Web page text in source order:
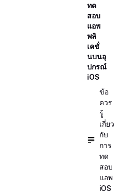
ทด
สอบ
แอพ
พลิ
เคชั่
นบนอุ
ปกรณ์
iOS
ข้อ
ควร
รู้
เกี่ยว
กับ
การ
ทด
สอบ
แอพ
iOS